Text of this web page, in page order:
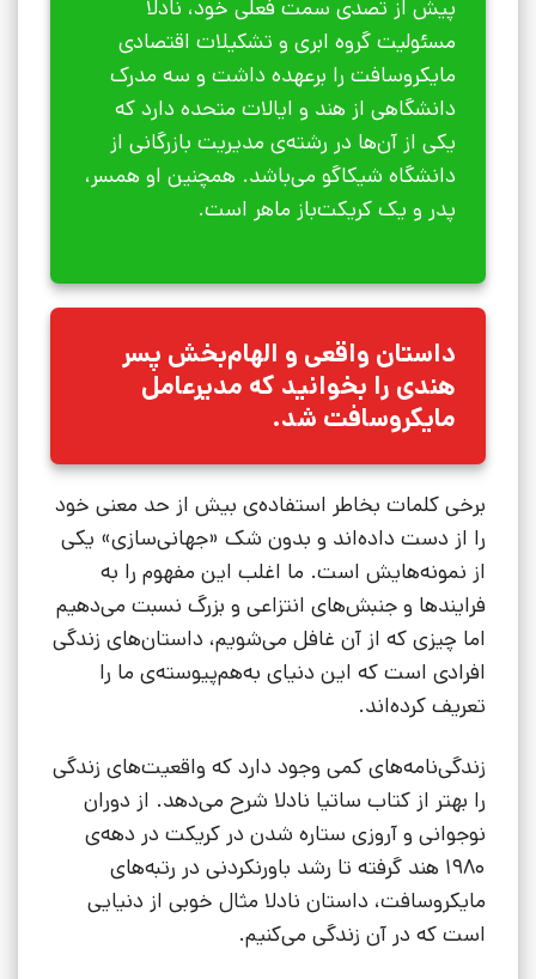
پیش از تصدی سمت فعلی خود، نادلا
مسئولیت گروه ابری و تشکیلات اقتصادی
مایکروسافت را برعهده داشت و سه مدرک
دانشگاهی از هند و ایالات متحده دارد که
یکی از آن‌ها در رشته‌ی مدیریت بازرگانی از
دانشگاه شیکاگو می‌باشد. همچنین او همسر،
پدر و یک کریکت‌باز ماهر است.
داستان واقعی و الهام‌بخش پسر
هندی را بخوانید که مدیرعامل
مایکروسافت شد.
برخی کلمات بخاطر استفاده‌ی بیش از حد معنی خود
را از دست داده‌اند و بدون شک «جهانی‌سازی» یکی
از نمونه‌هایش است. ما اغلب این مفهوم را به
فرایندها و جنبش‌های انتزاعی و بزرگ نسبت می‌دهیم
اما چیزی که از آن غافل می‌شویم، داستان‌های زندگی
افرادی است که این دنیای به‌هم‌پیوسته‌ی ما را
تعریف کرده‌اند.
زندگی‌نامه‌های کمی وجود دارد که واقعیت‌های زندگی
را بهتر از کتاب ساتیا نادلا شرح می‌دهد. از دوران
نوجوانی و آروزی ستاره شدن در کریکت در دهه‌ی
1980 هند گرفته تا رشد باورنکردنی در رتبه‌های
مایکروسافت، داستان نادلا مثال خوبی از دنیایی
است که در آن زندگی می‌کنیم.